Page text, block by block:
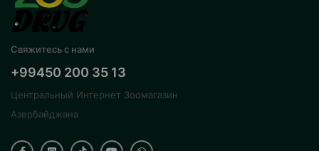
Свяжитесь с нами
+99450 200 35 13
Центральный Интернет Зоомагазин
Азербайджана